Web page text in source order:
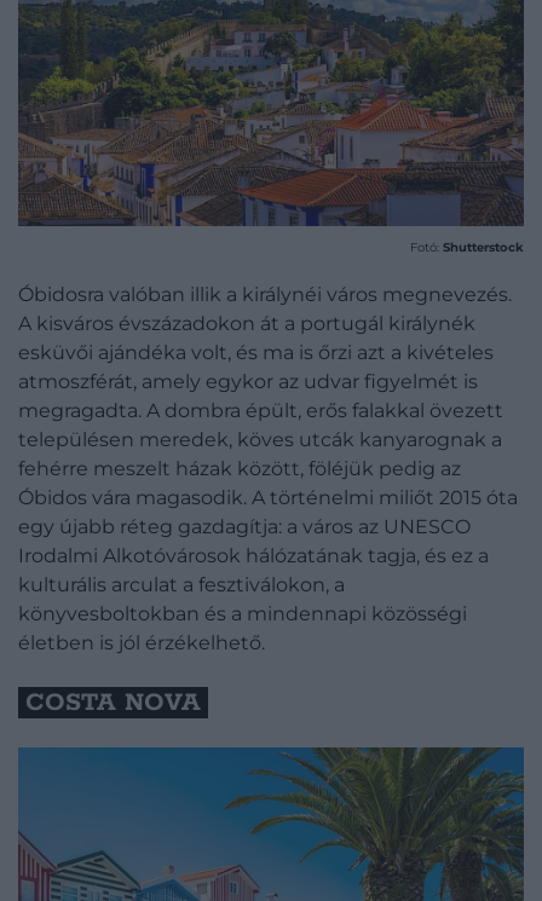
Fotó: Shutterstock
Óbidosra valóban illik a királynéi város megnevezés.
A kisváros évszázadokon át a portugál királynék
esküvői ajándéka volt, és ma is őrzi azt a kivételes
atmoszférát, amely egykor az udvar figyelmét is
megragadta. A dombra épült, erős falakkal övezett
településen meredek, köves utcák kanyarognak a
fehérre meszelt házak között, föléjük pedig az
Óbidos vára magasodik. A történelmi miliőt 2015 óta
egy újabb réteg gazdagítja: a város az UNESCO
Irodalmi Alkotóvárosok hálózatának tagja, és ez a
kulturális arculat a fesztiválokon, a
könyvesboltokban és a mindennapi közösségi
életben is jól érzékelhető.
COSTA NOVA